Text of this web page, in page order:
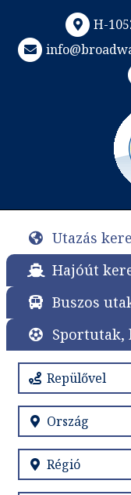
H-
Utazás
Hajóút
Buszos
Sportutak,